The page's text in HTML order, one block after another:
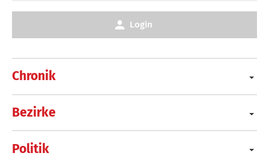
Chronik
Bezirke
Politik
Login